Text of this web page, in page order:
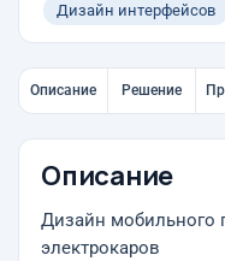
Дизайн интерфейсов
Описание Решение
Описание
Дизайн мобильного
электрокаров